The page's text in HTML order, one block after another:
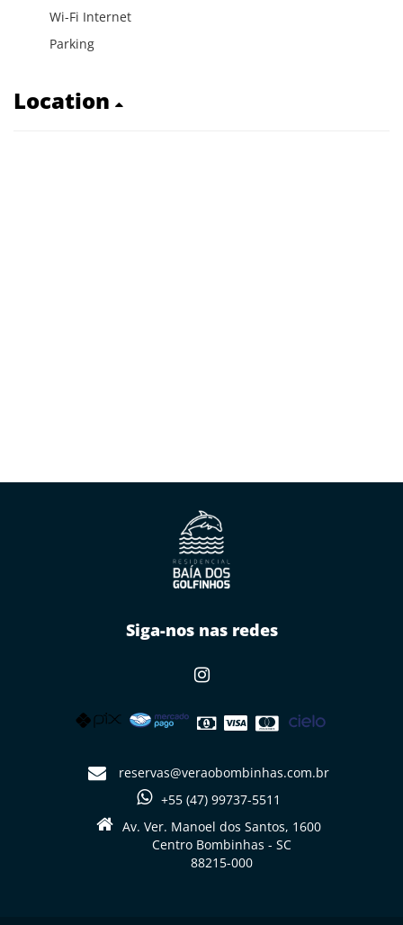
Wi-Fi Internet
Parking
Location
Siga-nos nas redes
reservas@veraobombinhas.com.br
+55 (47) 99737-5511
Av. Ver. Manoel dos Santos, 1600
Centro Bombinhas - SC
88215-000